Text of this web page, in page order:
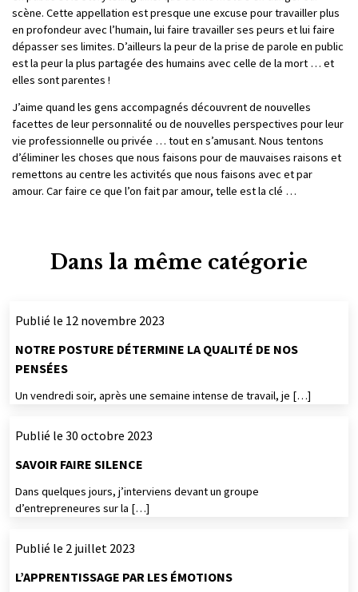
scène. Cette appellation est presque une excuse pour travailler plus
en profondeur avec l’humain, lui faire travailler ses peurs et lui faire
dépasser ses limites. D’ailleurs la peur de la prise de parole en public
est la peur la plus partagée des humains avec celle de la mort … et
elles sont parentes !
J’aime quand les gens accompagnés découvrent de nouvelles
facettes de leur personnalité ou de nouvelles perspectives pour leur
vie professionnelle ou privée … tout en s’amusant. Nous tentons
d’éliminer les choses que nous faisons pour de mauvaises raisons et
remettons au centre les activités que nous faisons avec et par
amour. Car faire ce que l’on fait par amour, telle est la clé …
Dans la même catégorie
Publié le 12 novembre 2023
NOTRE POSTURE DÉTERMINE LA QUALITÉ DE NOS
PENSÉES
Un vendredi soir, après une semaine intense de travail, je […]
Publié le 30 octobre 2023
SAVOIR FAIRE SILENCE
Dans quelques jours, j’interviens devant un groupe
d’entrepreneures sur la […]
Publié le 2 juillet 2023
L’APPRENTISSAGE PAR LES ÉMOTIONS